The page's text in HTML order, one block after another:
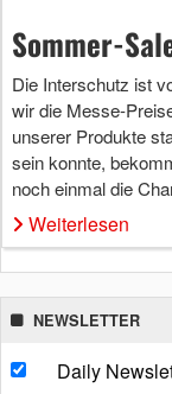
Sommer-
Die Interschutz ist
wir die Messe-
unserer Produkte
sein konnte,
noch einmal die
Weiterlesen
NEWSLETTER
Daily